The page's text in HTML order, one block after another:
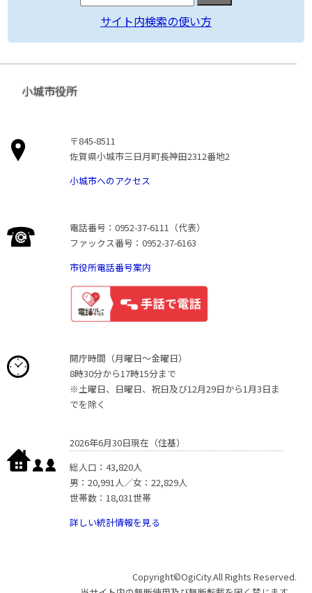
サイト内検索の使い方
小城市役所
〒845-8511
佐賀県小城市三日月町長神田2312番地2
小城市へのアクセス
電話番号：0952-37-6111（代表）
ファックス番号：0952-37-6163
市役所電話番号案内
開庁時間（月曜日〜金曜日）
8時30分から17時15分まで
※土曜日、日曜日、祝日及び12月29日から1月3日ま
でを除く
2026年6月30日現在（住基）
総人口：43,820人
男：20,991人／女：22,829人
世帯数：18,031世帯
詳しい統計情報を見る
Copyright©OgiCity.All Rights Reserved.